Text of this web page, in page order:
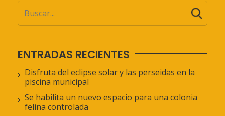
ENTRADAS RECIENTES
Disfruta del eclipse solar y las perseidas en la
piscina municipal
Se habilita un nuevo espacio para una colonia
felina controlada